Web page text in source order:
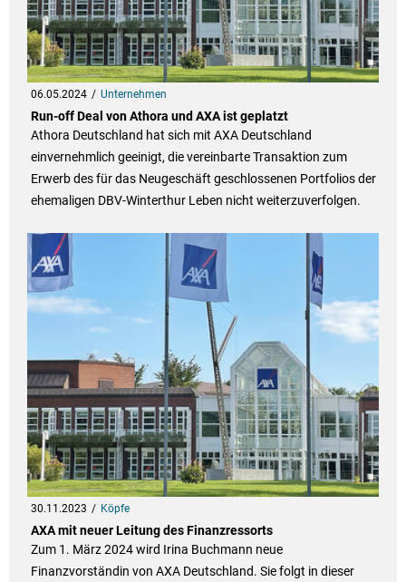
06.05.2024 Unternehmen
Run-off Deal von Athora und AXA ist geplatzt
Athora Deutschland hat sich mit AXA Deutschland
einvernehmlich geeinigt, die vereinbarte Transaktion zum
Erwerb des für das Neugeschäft geschlossenen Portfolios der
ehemaligen DBV-Winterthur Leben nicht weiterzuverfolgen.
30.11.2023 Köpfe
AXA mit neuer Leitung des Finanzressorts
Zum 1. März 2024 wird Irina Buchmann neue
Finanzvorständin von AXA Deutschland. Sie folgt in dieser